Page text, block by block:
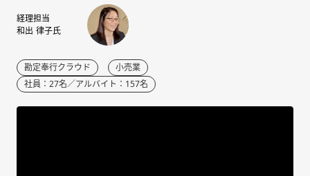
経理担当
和出 律子氏
勘定奉行クラウド
小売業
社員：27名／アルバイト：157名